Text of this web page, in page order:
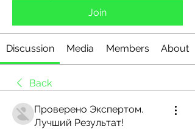
Join
Discussion Media Members About
Back
Проверено Экспертом.
Лучший Результат!